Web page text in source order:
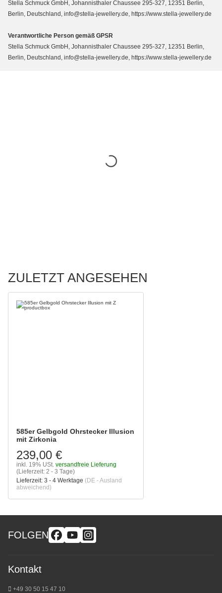
Stella Schmuck GmbH, Johannisthaler Chaussee 295-327, 12351 Berlin,
Berlin, Deutschland, info@stella-jewellery.de, https://www.stella-jewellery.de
Verantwortliche Person gemäß GPSR
Stella Schmuck GmbH, Johannisthaler Chaussee 295-327, 12351 Berlin,
Berlin, Deutschland, info@stella-jewellery.de, https://www.stella-jewellery.de
ZULETZT ANGESEHEN
585er Gelbgold Ohrstecker Illusion
mit Zirkonia
239,00 €
inkl. 19% USt. versandfreie Lieferung
(Lieferzeit: 2 - 3 Tage)
Lieferzeit: 3 - 4 Werktage (DE - Ausland
abweichend)
FOLGEN
Kontakt
+49 30 50 15 47 10